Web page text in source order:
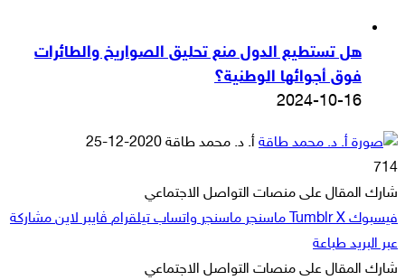
هل تستطيع الدول منع تحليق الصواريخ والطائرات
فوق أجوائها الوطنية؟
2024-10-16
أ. د. محمد طاقة أرسل
إلكترونيا
2020-12-25
714
شارك المقال على منصات التواصل الاجتماعي
فيسبوك ‫X ماسنجر ماسنجر واتساب تيلقرام ڤايبر لاين مشاركة
عبر البريد طباعة
شارك المقال على منصات التواصل الاجتماعي